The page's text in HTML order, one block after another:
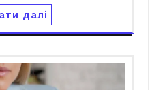
далі